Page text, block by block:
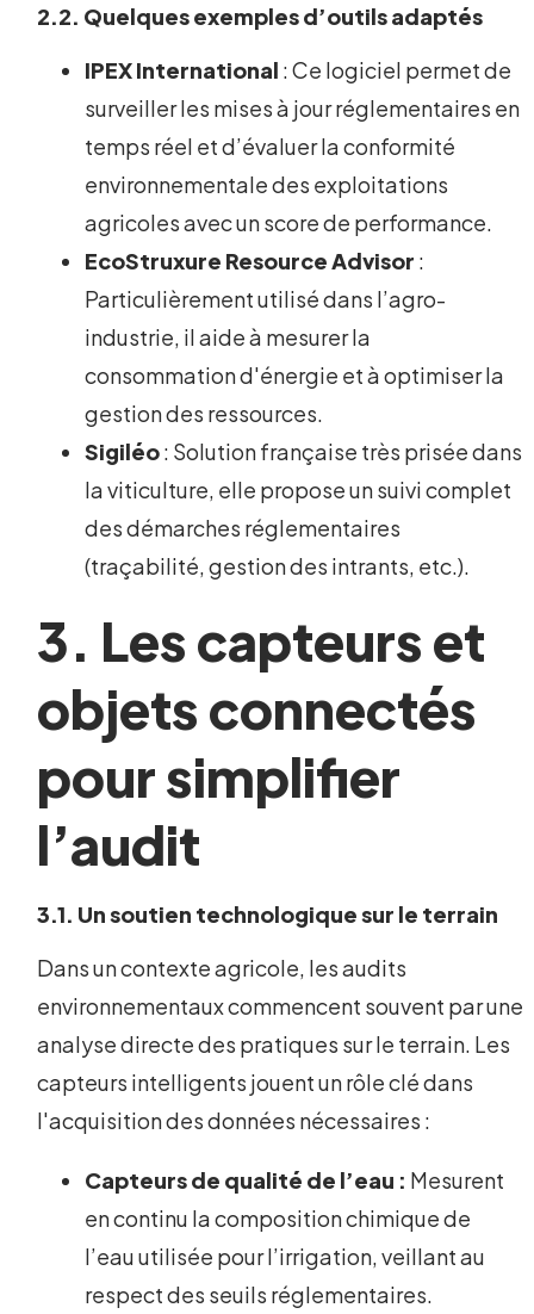
2.2. Quelques exemples d’outils adaptés
IPEX International : Ce logiciel permet de
surveiller les mises à jour réglementaires en
temps réel et d’évaluer la conformité
environnementale des exploitations
agricoles avec un score de performance.
EcoStruxure Resource Advisor :
Particulièrement utilisé dans l’agro-
industrie, il aide à mesurer la
consommation d'énergie et à optimiser la
gestion des ressources.
Sigiléo: Solution française très prisée dans
la viticulture, elle propose un suivi complet
des démarches réglementaires
(traçabilité, gestion des intrants, etc.).
3. Les capteurs et
objets connectés
pour simplifier
l’audit
3.1. Un soutien technologique sur le terrain
Dans un contexte agricole, les audits
environnementaux commencent souvent par une
analyse directe des pratiques sur le terrain. Les
capteurs intelligents jouent un rôle clé dans
l'acquisition des données nécessaires :
Capteurs de qualité de l’eau : Mesurent
en continu la composition chimique de
l’eau utilisée pour l’irrigation, veillant au
respect des seuils réglementaires.